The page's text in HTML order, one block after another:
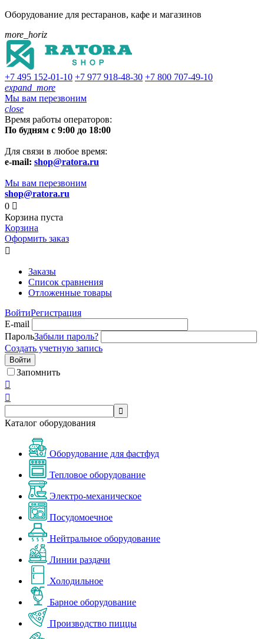
Оборудование для рестаранов, кафе и магазинов
more_horiz
+7 495 152-01-10 +7 977 918-48-30 +7 800 707-49-10
expand_more
Мы вам перезвоним
close
Время работы операторов:
По будням с 9:00 до 18:00
Для связи в любое время:
e-mail: shop@ratora.ru
Мы вам перезвоним
shop@ratora.ru
0 
Корзина пуста
Корзина
Оформить заказ

Заказы
Список сравнения
Отложенные товары
ВойтиРегистрация
E-mail
ПарольЗабыли пароль?
Создать учетную запись
Войти
Запомнить



Каталог оборудования
Оборудование для фастфуд
Тепловое оборудование
Электро-механическое
Посудомоечное
Нейтральное оборудование
Линии раздачи
Холодильное
Барное оборудование
Производство пиццы